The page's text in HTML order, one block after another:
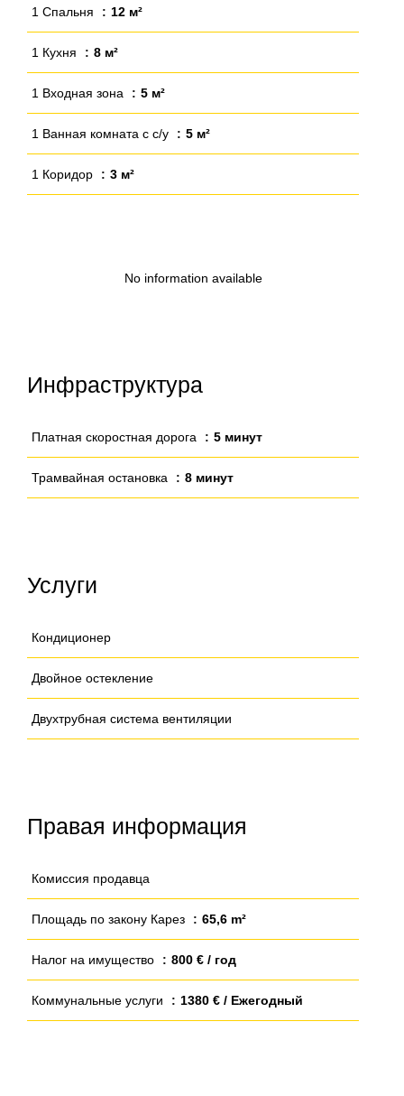
1 Спальня 12 м²
1 Кухня 8 м²
1 Входная зона 5 м²
1 Ванная комната с с/у 5 м²
1 Коридор 3 м²
No information available
Инфраструктура
Платная скоростная дорога 5 минут
Трамвайная остановка 8 минут
Услуги
Кондиционер
Двойное остекление
Двухтрубная система вентиляции
Правая информация
Комиссия продавца
Площадь по закону Карез 65,6 m²
Налог на имущество 800 € / год
Коммунальные услуги 1380 € / Ежегодный